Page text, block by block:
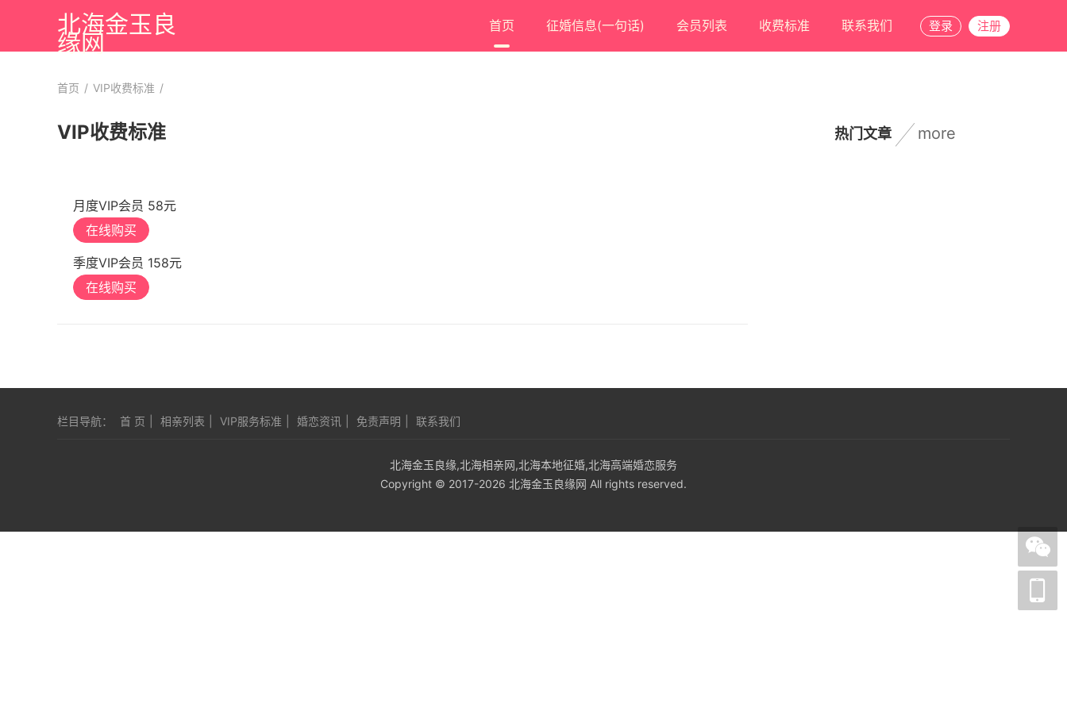
北海金玉良
缘网
首页 征婚信息(一句话) 会员列表 收费标准 联系我们 登录 注册
首页 / VIP收费标准 /
VIP收费标准
月度VIP会员 58元
在线购买
季度VIP会员 158元
在线购买
热门文章 more
栏目导航： 首 页 相亲列表 VIP服务标准 婚恋资讯 免责声明 联系我们
北海金玉良缘,北海相亲网,北海本地征婚,北海高端婚恋服务
Copyright © 2017-2026 北海金玉良缘网 All rights reserved.